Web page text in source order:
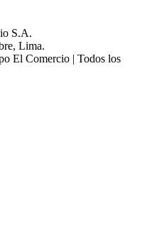
S.A.
Lima.
El Comercio | Todos los